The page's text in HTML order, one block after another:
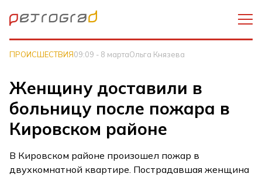
ПРОИСШЕСТВИЯ09:09 - 8 мартаОльга Князева
Женщину доставили в
больницу после пожара в
Кировском районе
В Кировском районе произошел пожар в
двухкомнатной квартире. Пострадавшая женщина